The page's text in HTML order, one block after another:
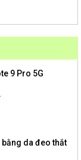
9 Pro 5G
bằng da đeo thắt